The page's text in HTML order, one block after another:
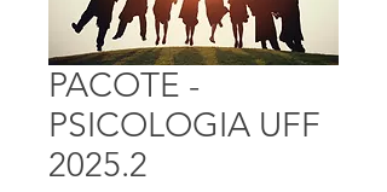
PACOTE -
PSICOLOGIA UFF
2025.2